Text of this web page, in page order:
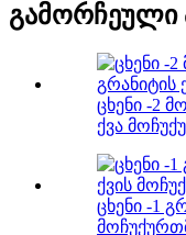
გამორჩეული
ცხენი -2
ქვა
ცხენი -1